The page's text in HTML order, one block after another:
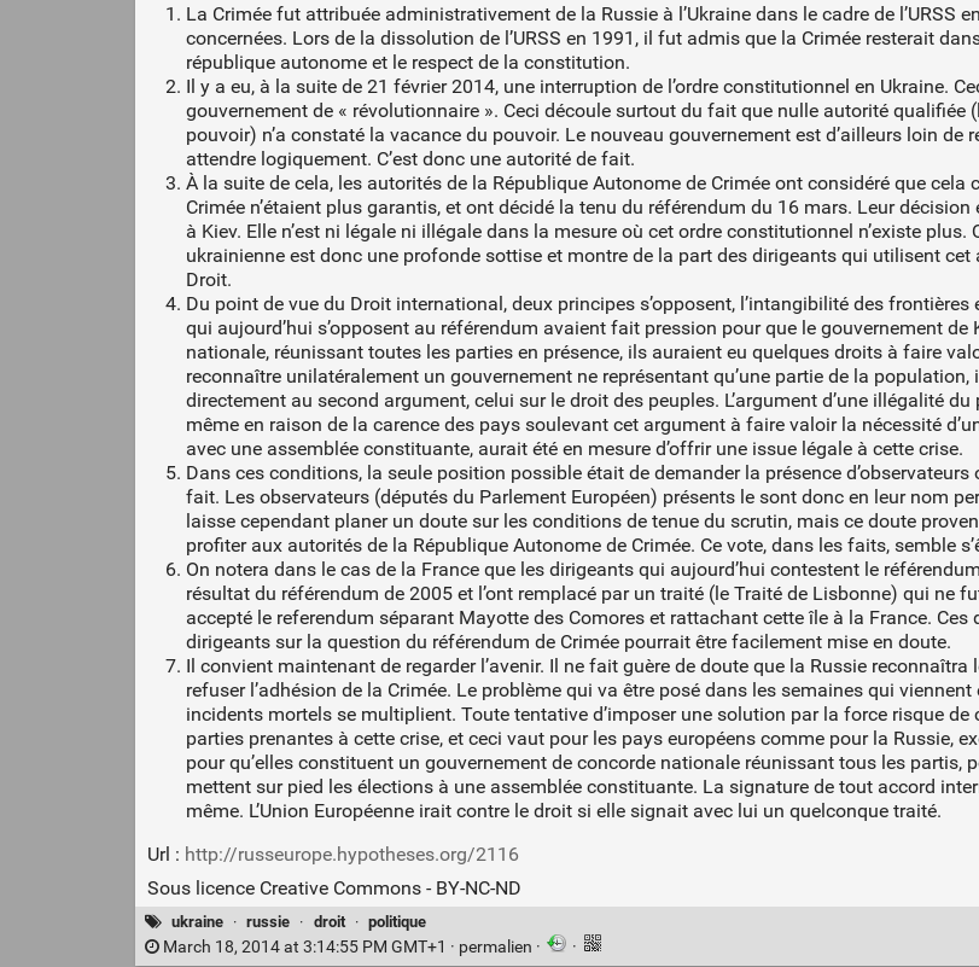
La Crimée fut attribuée administrativement de la Russie à l’Ukraine dans le cadre de l’URSS
concernées. Lors de la dissolution de l’URSS en 1991, il fut admis que la Crimée resterait
république autonome et le respect de la constitution.
Il y a eu, à la suite de 21 février 2014, une interruption de l’ordre constitutionnel en Ukraine.
gouvernement de « révolutionnaire ». Ceci découle surtout du fait que nulle autorité
pouvoir) n’a constaté la vacance du pouvoir. Le nouveau gouvernement est d’ailleurs loin de
attendre logiquement. C’est donc une autorité de fait.
À la suite de cela, les autorités de la République Autonome de Crimée ont considéré que
Crimée n’étaient plus garantis, et ont décidé la tenu du référendum du 16 mars. Leur
à Kiev. Elle n’est ni légale ni illégale dans la mesure où cet ordre constitutionnel n’existe
ukrainienne est donc une profonde sottise et montre de la part des dirigeants qui utilisent
Droit.
Du point de vue du Droit international, deux principes s’opposent, l’intangibilité des
qui aujourd’hui s’opposent au référendum avaient fait pression pour que le gouvernement
nationale, réunissant toutes les parties en présence, ils auraient eu quelques droits à faire
reconnaître unilatéralement un gouvernement ne représentant qu’une partie de la
directement au second argument, celui sur le droit des peuples. L’argument d’une illégalité
même en raison de la carence des pays soulevant cet argument à faire valoir la nécessité
avec une assemblée constituante, aurait été en mesure d’offrir une issue légale à cette crise.
Dans ces conditions, la seule position possible était de demander la présence
fait. Les observateurs (députés du Parlement Européen) présents le sont donc en leur nom
laisse cependant planer un doute sur les conditions de tenue du scrutin, mais ce doute
profiter aux autorités de la République Autonome de Crimée. Ce vote, dans les faits, semble
On notera dans le cas de la France que les dirigeants qui aujourd’hui contestent le
résultat du référendum de 2005 et l’ont remplacé par un traité (le Traité de Lisbonne) qui ne
accepté le referendum séparant Mayotte des Comores et rattachant cette île à la France.
dirigeants sur la question du référendum de Crimée pourrait être facilement mise en doute.
Il convient maintenant de regarder l’avenir. Il ne fait guère de doute que la Russie
refuser l’adhésion de la Crimée. Le problème qui va être posé dans les semaines qui viennent
incidents mortels se multiplient. Toute tentative d’imposer une solution par la force risque
parties prenantes à cette crise, et ceci vaut pour les pays européens comme pour la Russie,
pour qu’elles constituent un gouvernement de concorde nationale réunissant tous les partis,
mettent sur pied les élections à une assemblée constituante. La signature de tout accord
même. L’Union Européenne irait contre le droit si elle signait avec lui un quelconque traité.
Url : http://russeurope.hypotheses.org/2116
Sous licence Creative Commons - BY-NC-ND
ukraine · russie · droit · politique
March 18, 2014 at 3:14:55 PM GMT+1 · permalien · ·